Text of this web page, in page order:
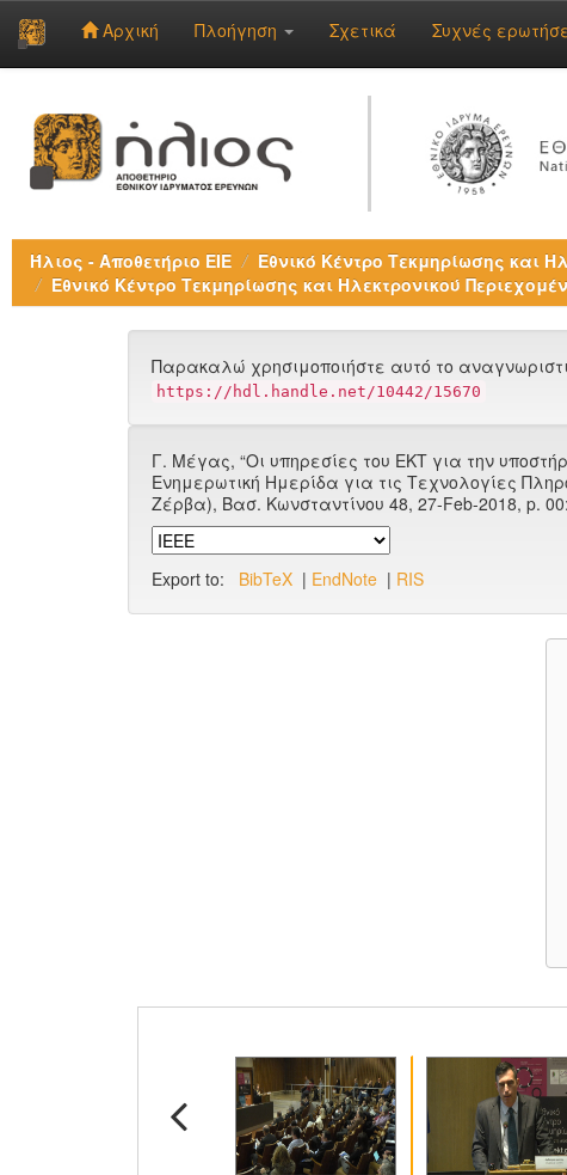
navigation
Αρχική Πλοήγηση Σχετικά Συχνές
Ήλιος - Αποθετήριο ΕΙΕ
Εθνικό Κέντρο Τεκμηρίωσης και
Εθνικό Κέντρο Τεκμηρίωσης και Ηλεκτρονικού
Παρακαλώ χρησιμοποιήστε αυτό το
https://hdl.handle.net/10442/15670
Γ. Μέγας, “Οι υπηρεσίες του ΕΚΤ για την
Ενημερωτική Ημερίδα για τις Τεχνολογίες
Ζέρβα), Bασ. Κωνσταντίνου 48, 27-Feb-2018, p.
Export to: BibTeX | EndNote | RIS